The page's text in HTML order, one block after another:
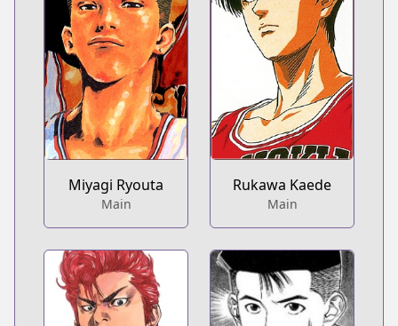
Miyagi Ryouta
Main
Rukawa Kaede
Main